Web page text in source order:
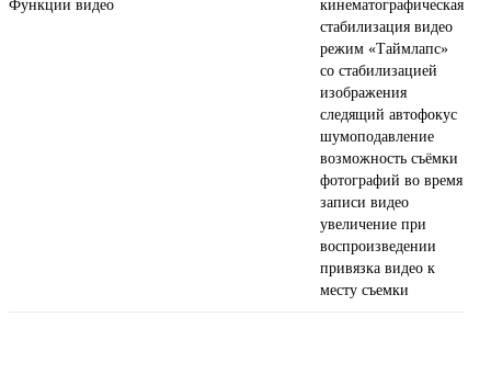
Функции видео
кинематографическая
стабилизация видео
режим «Таймлапс»
со стабили­зацией
изображения
следящий автофокус
шумоподавление
возможность съёмки
фотографий во время
записи видео
увеличение при
воспроизведении
привязка видео к
месту съемки